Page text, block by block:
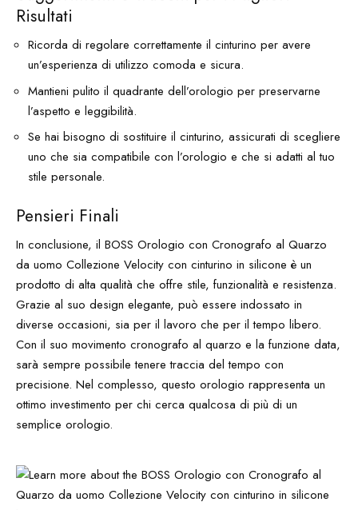
Risultati
Ricorda di regolare correttamente il cinturino per avere
un’esperienza di utilizzo comoda e sicura.
Mantieni pulito il quadrante dell’orologio per preservarne
l’aspetto e leggibilità.
Se hai bisogno di sostituire il cinturino, assicurati di scegliere
uno che sia compatibile con l’orologio e che si adatti al tuo
stile personale.
Pensieri Finali
In conclusione, il BOSS Orologio con Cronografo al Quarzo
da uomo Collezione Velocity con cinturino in silicone è un
prodotto di alta qualità che offre stile, funzionalità e resistenza.
Grazie al suo design elegante, può essere indossato in
diverse occasioni, sia per il lavoro che per il tempo libero.
Con il suo movimento cronografo al quarzo e la funzione data,
sarà sempre possibile tenere traccia del tempo con
precisione. Nel complesso, questo orologio rappresenta un
ottimo investimento per chi cerca qualcosa di più di un
semplice orologio.